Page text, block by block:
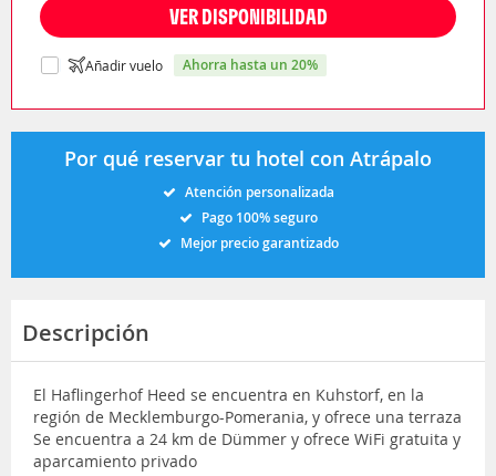
VER DISPONIBILIDAD
Añadir vuelo ahorra hasta un 20%
Por qué reservar tu hotel con Atrápalo
Atención personalizada
Pago 100% seguro
Mejor precio garantizado
Descripción
El Haflingerhof Heed se encuentra en Kuhstorf, en la
región de Mecklemburgo-Pomerania, y ofrece una terraza
Se encuentra a 24 km de Dümmer y ofrece WiFi gratuita y
aparcamiento privado